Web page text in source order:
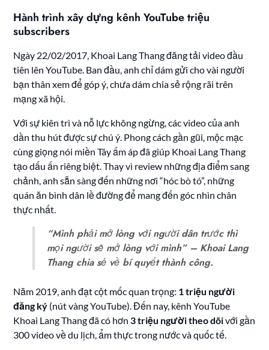
Hành trình xây dựng kênh YouTube triệu
subscribers
Ngày 22/02/2017, Khoai Lang Thang đăng tải video đầu
tiên lên YouTube. Ban đầu, anh chỉ dám gửi cho vài người
bạn thân xem để góp ý, chưa dám chia sẻ rộng rãi trên
mạng xã hội.
Với sự kiên trì và nỗ lực không ngừng, các video của anh
dần thu hút được sự chú ý. Phong cách gần gũi, mộc mạc
cùng giọng nói miền Tây ấm áp đã giúp Khoai Lang Thang
tạo dấu ấn riêng biệt. Thay vì review những địa điểm sang
chảnh, anh sẵn sàng đến những nơi “hóc bò tó”, những
quán ăn bình dân lề đường để mang đến góc nhìn chân
thực nhất.
“Mình phải mở lòng với người dân trước thì
mọi người sẽ mở lòng với mình” – Khoai Lang
Thang chia sẻ về bí quyết thành công.
Năm 2019, anh đạt cột mốc quan trọng: 1 triệu người
đăng ký (nút vàng YouTube). Đến nay, kênh YouTube
Khoai Lang Thang đã có hơn 3 triệu người theo dõivới gần
300 video về du lịch, ẩm thực trong nước và quốc tế.